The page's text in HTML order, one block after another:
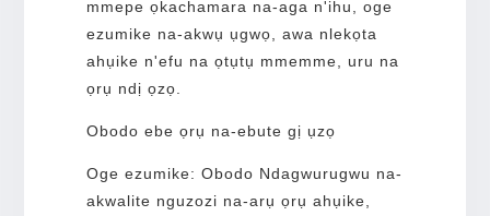
mmepe ọkachamara na-aga n'ihu, oge
ezumike na-akwụ ụgwọ, awa nlekọta
ahụike n'efu na ọtụtụ mmemme, uru na
ọrụ ndị ọzọ.
Obodo ebe ọrụ na-ebute gị ụzọ
Oge ezumike: Obodo Ndagwurugwu na-
akwalite nguzozi na-arụ ọrụ ahụike,